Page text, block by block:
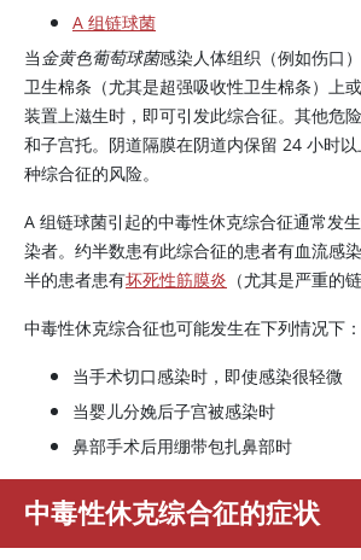
A 组链球菌
当金黄色葡萄球菌感染人体组织（例如伤口
卫生棉条（尤其是超强吸收性卫生棉条）上
装置上滋生时，即可引发此综合征。其他危
和子宫托。阴道隔膜在阴道内保留 24 小时
种综合征的风险。
A 组链球菌引起的中毒性休克综合征通常发
染者。约半数患有此综合征的患者有血流感
半的患者患有坏死性筋膜炎 （尤其是严重的
中毒性休克综合征也可能发生在下列情况下：
当手术切口感染时，即使感染很轻微
当婴儿分娩后子宫被感染时
鼻部手术后用绷带包扎鼻部时
中毒性休克综合征的症状